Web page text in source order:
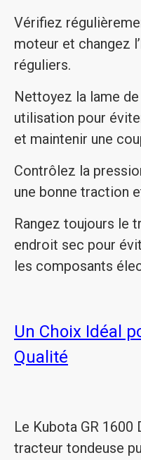
Vérifiez
moteur et changez
réguliers.
Nettoyez la lame
utilisation pour
et maintenir une
Contrôlez la
une bonne traction
Rangez toujours le
endroit sec pour
les composants
Un Choix Idéal
Qualité
Le Kubota GR 1600
tracteur tondeuse